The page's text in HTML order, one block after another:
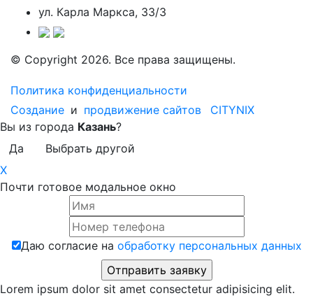
ул. Карла Маркса, 33/3
© Copyright 2026. Все права защищены.
Политика конфиденциальности
Создание и продвижение сайтов
CITYNIX
Вы из города Казань?
Да
Выбрать другой
X
Почти готовое модальное окно
Даю согласие на обработку персональных данных
Lorem ipsum dolor sit amet consectetur adipisicing elit.